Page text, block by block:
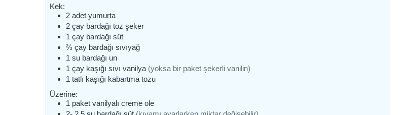
Kek:
2 adet yumurta
2 çay bardağı toz şeker
1 çay bardağı süt
⅔çay bardağı sıvıyağ
1 su bardağı un
1 çay kaşığı sıvı vanilya (yoksa bir paket şekerli vanilin)
1 tatlı kaşığı kabartma tozu
Üzerine:
1 paket vanilyalı creme ole